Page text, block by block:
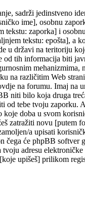
sadrži jedinstveno
ime], osobnu
tekstu: zaporka] i
tekstu: epošta], a
u državi na teritoriju
od tih informacija biti
mehanizmima,
na različitim Web
na forumu. Imaj na
niti bilo koja druga
od tebe tvoju zaporku.
koje doba u svom
zatražiti novu [putem
a upisati
čega će phpBB softver
adresu elektroničke
upišeš] prilikom